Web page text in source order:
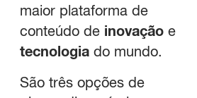
maior plataforma de
conteúdo deinovaçãoe
tecnologiado mundo.
São três opções de